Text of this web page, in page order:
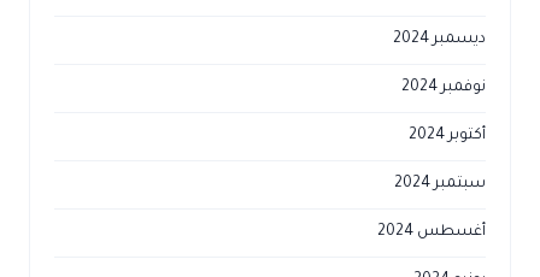
ديسمبر 2024
نوفمبر 2024
أكتوبر 2024
سبتمبر 2024
أغسطس 2024